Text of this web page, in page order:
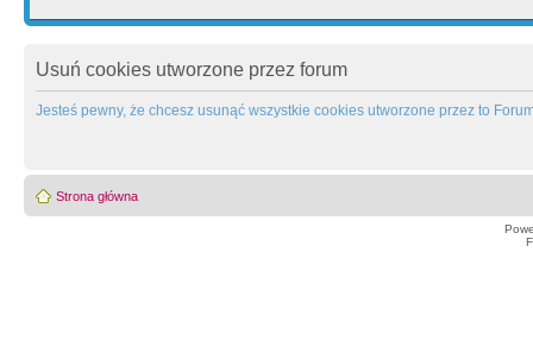
Usuń cookies utworzone przez forum
Jesteś pewny, że chcesz usunąć wszystkie cookies utworzone przez to
Strona główna